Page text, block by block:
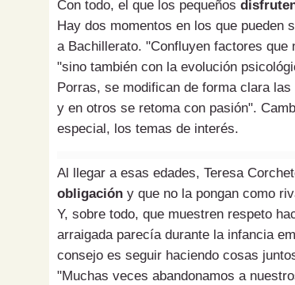
Con todo, el que los pequeños
Hay dos momentos en los que pueden
a Bachillerato. "Confluyen factores
"sino también con la evolución
Porras, se modifican de forma clara
y en otros se retoma con pasión".
especial, los temas de interés.
Al llegar a esas edades, Teresa
obligación y que no la pongan como
Y, sobre todo, que muestren respeto
arraigada parecía durante la infancia
consejo es seguir haciendo cosas
"Muchas veces abandonamos a